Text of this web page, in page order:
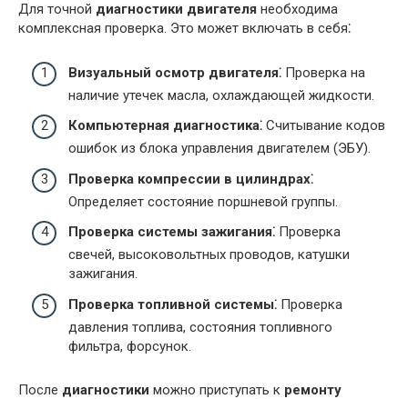
Для точной диагностики двигателя необходима
комплексная проверка. Это может включать в себя⁚
Визуальный осмотр двигателя⁚ Проверка на
наличие утечек масла, охлаждающей жидкости.
Компьютерная диагностика⁚ Считывание кодов
ошибок из блока управления двигателем (ЭБУ).
Проверка компрессии в цилиндрах⁚
Определяет состояние поршневой группы.
Проверка системы зажигания⁚ Проверка
свечей, высоковольтных проводов, катушки
зажигания.
Проверка топливной системы⁚ Проверка
давления топлива, состояния топливного
фильтра, форсунок.
После диагностики можно приступать к ремонту